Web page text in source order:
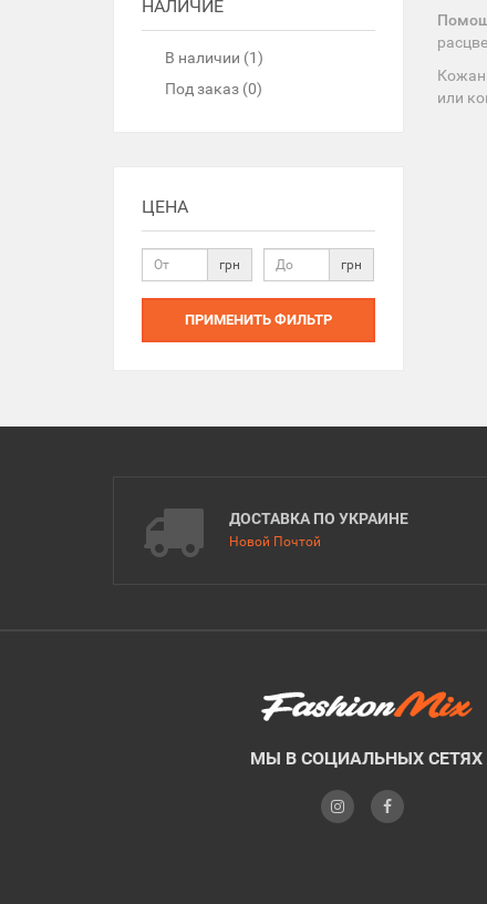
НАЛИЧИЕ
В наличии (1)
Под заказ (0)
ЦЕНА
грн грн
ПРИМЕНИТЬ ФИЛЬТР
или
ДОСТАВКА ПО УКРАИНЕ
Новой Почтой
МЫ В СОЦИАЛЬНЫХ СЕТЯХ